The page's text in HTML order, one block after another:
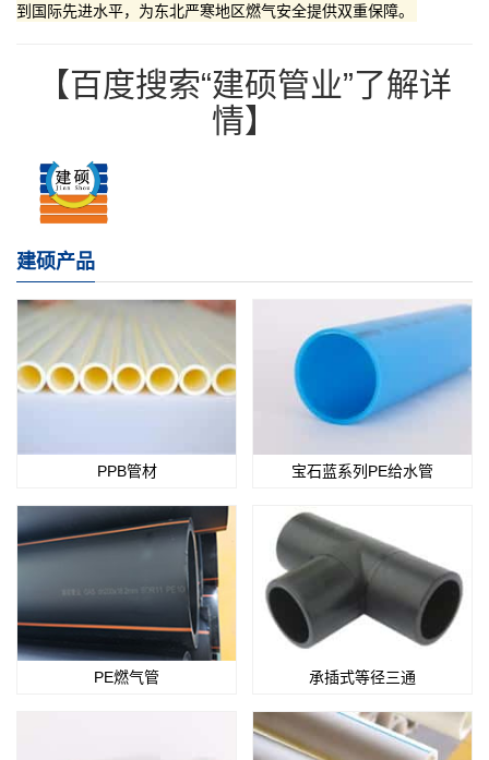
到国际先进水平，为东北严寒地区燃气安全提供双重保障。
【百度搜索“建硕管业”了解详
情】
建硕产品
PPB管材 宝石蓝系列PE给水管
PE燃气管 承插式等径三通